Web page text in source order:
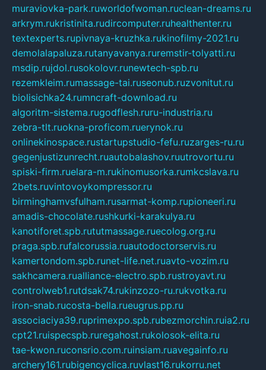
muraviovka-park.ruworldofwoman.ruclean-dreams.ru
arkrym.rukristinita.rudircomputer.ruhealthenter.ru
textexperts.rupivnaya-kruzhka.rukinofilmy-2021.ru
demolalapaluza.rutanyavanya.ruremstir-tolyatti.ru
msdip.rujdol.rusokolovr.runewtech-spb.ru
rezemkleim.rumassage-tai.ruseonub.ruzvonitut.ru
biolisichka24.rumncraft-download.ru
algoritm-sistema.rugodflesh.ruru-industria.ru
zebra-tlt.ruokna-proficom.ruerynok.ru
onlinekinospace.rustartupstudio-fefu.ruzarges-ru.ru
gegenjustizunrecht.ruautobalashov.ruutrovortu.ru
spiski-firm.ruelara-m.rukinomusorka.rumkcslava.ru
2bets.ruvintovoykompressor.ru
birminghamvsfulham.rusarmat-komp.rupioneeri.ru
amadis-chocolate.rushkurki-karakulya.ru
kanotiforet.spb.rututmassage.ruecolog.org.ru
praga.spb.rufalcorussia.ruautodoctorservis.ru
kamertondom.spb.runet-life.net.ruavto-vozim.ru
sakhcamera.rualliance-electro.spb.rustroyavt.ru
controlweb1.rutdsak74.rukinzozo-ru.rukvotka.ru
iron-snab.rucosta-bella.rueugrus.pp.ru
associaciya39.ruprimexpo.spb.rubezmorchin.ruia2.ru
cpt21.ruispecspb.ruregahost.rukolosok-elita.ru
tae-kwon.ruconsrio.com.ruinsiam.ruavegainfo.ru
archery161.rubigencyclica.ruvlast16.rukorru.net